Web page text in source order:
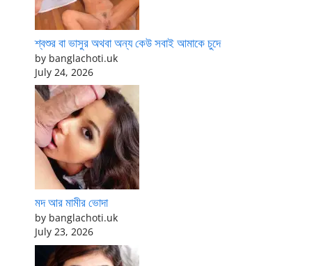
শ্বশুর বা ভাসুর অথবা অন্য কেউ সবাই আমাকে চুদে
by banglachoti.uk
July 24, 2026
মদ আর মামীর ভোদা
by banglachoti.uk
July 23, 2026